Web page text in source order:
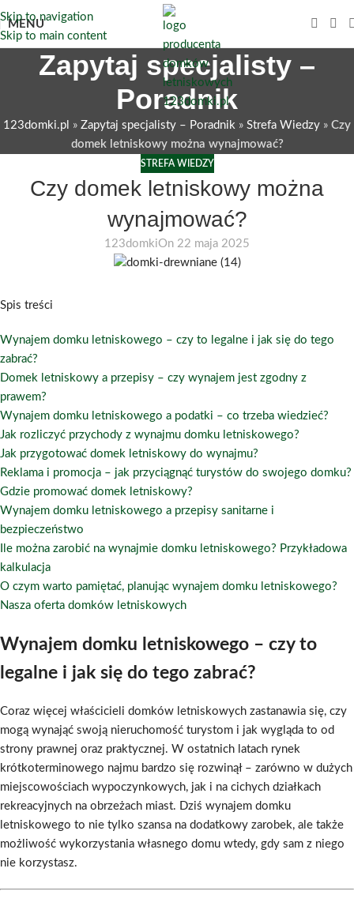
Skip to navigation
Skip to main content
MENU
Zapytaj specjalisty –
Poradnik
123domki.pl » Zapytaj specjalisty – Poradnik » Strefa Wiedzy » Czy
domek letniskowy można wynajmować?
STREFA WIEDZY
Czy domek letniskowy można
wynajmować?
123domkiOn 22 maja 2025
Spis treści
Wynajem domku letniskowego – czy to legalne i jak się do tego
zabrać?
Domek letniskowy a przepisy – czy wynajem jest zgodny z
prawem?
Wynajem domku letniskowego a podatki – co trzeba wiedzieć?
Jak rozliczyć przychody z wynajmu domku letniskowego?
Jak przygotować domek letniskowy do wynajmu?
Reklama i promocja – jak przyciągnąć turystów do swojego domku?
Gdzie promować domek letniskowy?
Wynajem domku letniskowego a przepisy sanitarne i
bezpieczeństwo
Ile można zarobić na wynajmie domku letniskowego? Przykładowa
kalkulacja
O czym warto pamiętać, planując wynajem domku letniskowego?
Nasza oferta domków letniskowych
Wynajem domku letniskowego – czy to
legalne i jak się do tego zabrać?
Coraz więcej właścicieli domków letniskowych zastanawia się, czy
mogą wynająć swoją nieruchomość turystom i jak wygląda to od
strony prawnej oraz praktycznej. W ostatnich latach rynek
krótkoterminowego najmu bardzo się rozwinął – zarówno w dużych
miejscowościach wypoczynkowych, jak i na cichych działkach
rekreacyjnych na obrzeżach miast. Dziś wynajem domku
letniskowego to nie tylko szansa na dodatkowy zarobek, ale także
możliwość wykorzystania własnego domu wtedy, gdy sam z niego
nie korzystasz.